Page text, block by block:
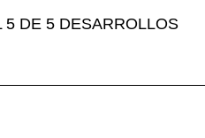
5 DE 5 DESARROLLOS